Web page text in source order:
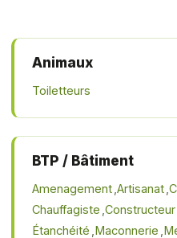
Animaux
Toiletteurs
BTP / Bâtiment
Amenagement Artisanat
Chauffagiste Constructeur
Étanchéité Maconnerie